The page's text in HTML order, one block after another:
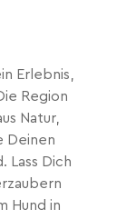
Erlebnis,
Region
Natur,
Deinen
Lass Dich
Hund in